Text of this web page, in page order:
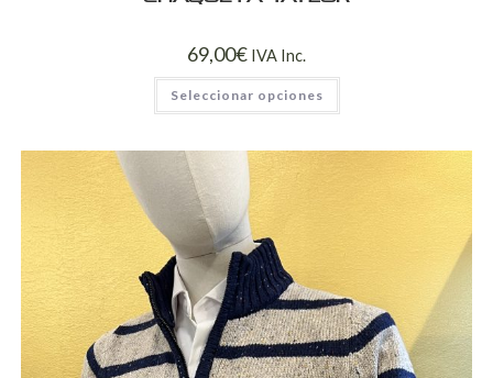
69,00€ IVA Inc.
Seleccionar opciones